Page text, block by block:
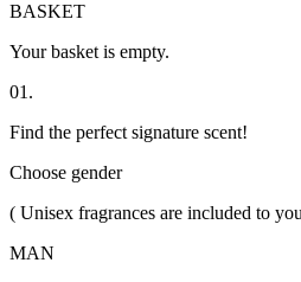
BASKET
Your basket is empty.
01.
Find the perfect signature scent!
Choose gender
( Unisex fragrances are included to
MAN